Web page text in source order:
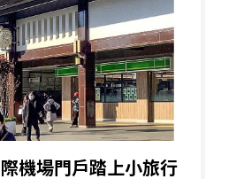
機場門戶踏上小旅行